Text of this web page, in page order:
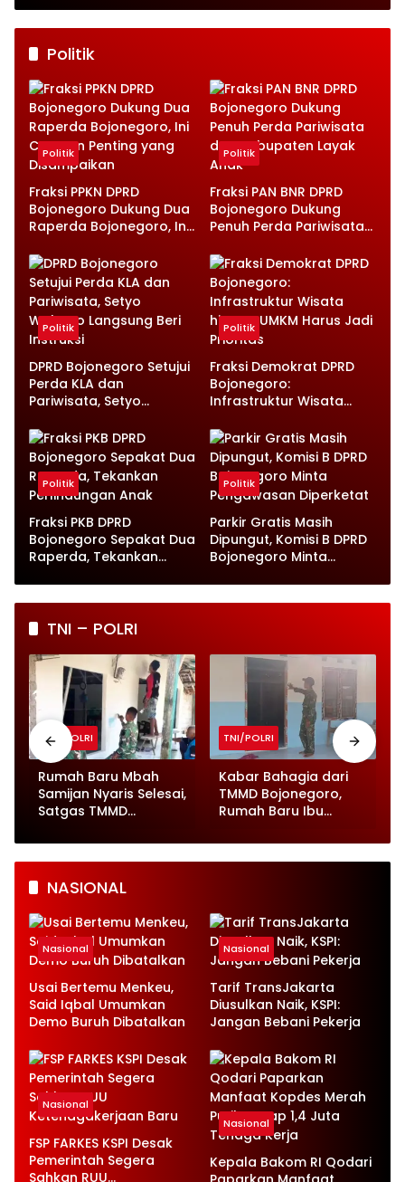
Politik
Politik
Fraksi PPKN DPRD
Bojonegoro Dukung Dua
Raperda Bojonegoro, Ini
Disampaikan
Politik
Fraksi PAN BNR DPRD
Bojonegoro Dukung
Penuh Perda Pariwisata
Anak
Politik
DPRD Bojonegoro Setujui
Perda KLA dan
Pariwisata, Setyo
Instruksi
Politik
Fraksi Demokrat DPRD
Bojonegoro:
Infrastruktur Wisata
Prioritas
Politik
Fraksi PKB DPRD
Bojonegoro Sepakat Dua
Raperda, Tekankan
Politik
Parkir Gratis Masih
Dipungut, Komisi B DPRD
Bojonegoro Minta
TNI – POLRI
TNI/POLRI
Rumah Baru Mbah
Samijan Nyaris Selesai,
Satgas TMMD
Finishing
TNI/POLRI
Kabar Bahagia dari
TMMD Bojonegoro,
Rumah Baru Ibu
Finishing
NASIONAL
Nasional
Usai Bertemu Menkeu,
Said Iqbal Umumkan
Demo Buruh Dibatalkan
Nasional
Tarif TransJakarta
Diusulkan Naik, KSPI:
Jangan Bebani Pekerja
Nasional
FSP FARKES KSPI Desak
Pemerintah Segera
Sahkan RUU
Nasional
Kepala Bakom RI Qodari